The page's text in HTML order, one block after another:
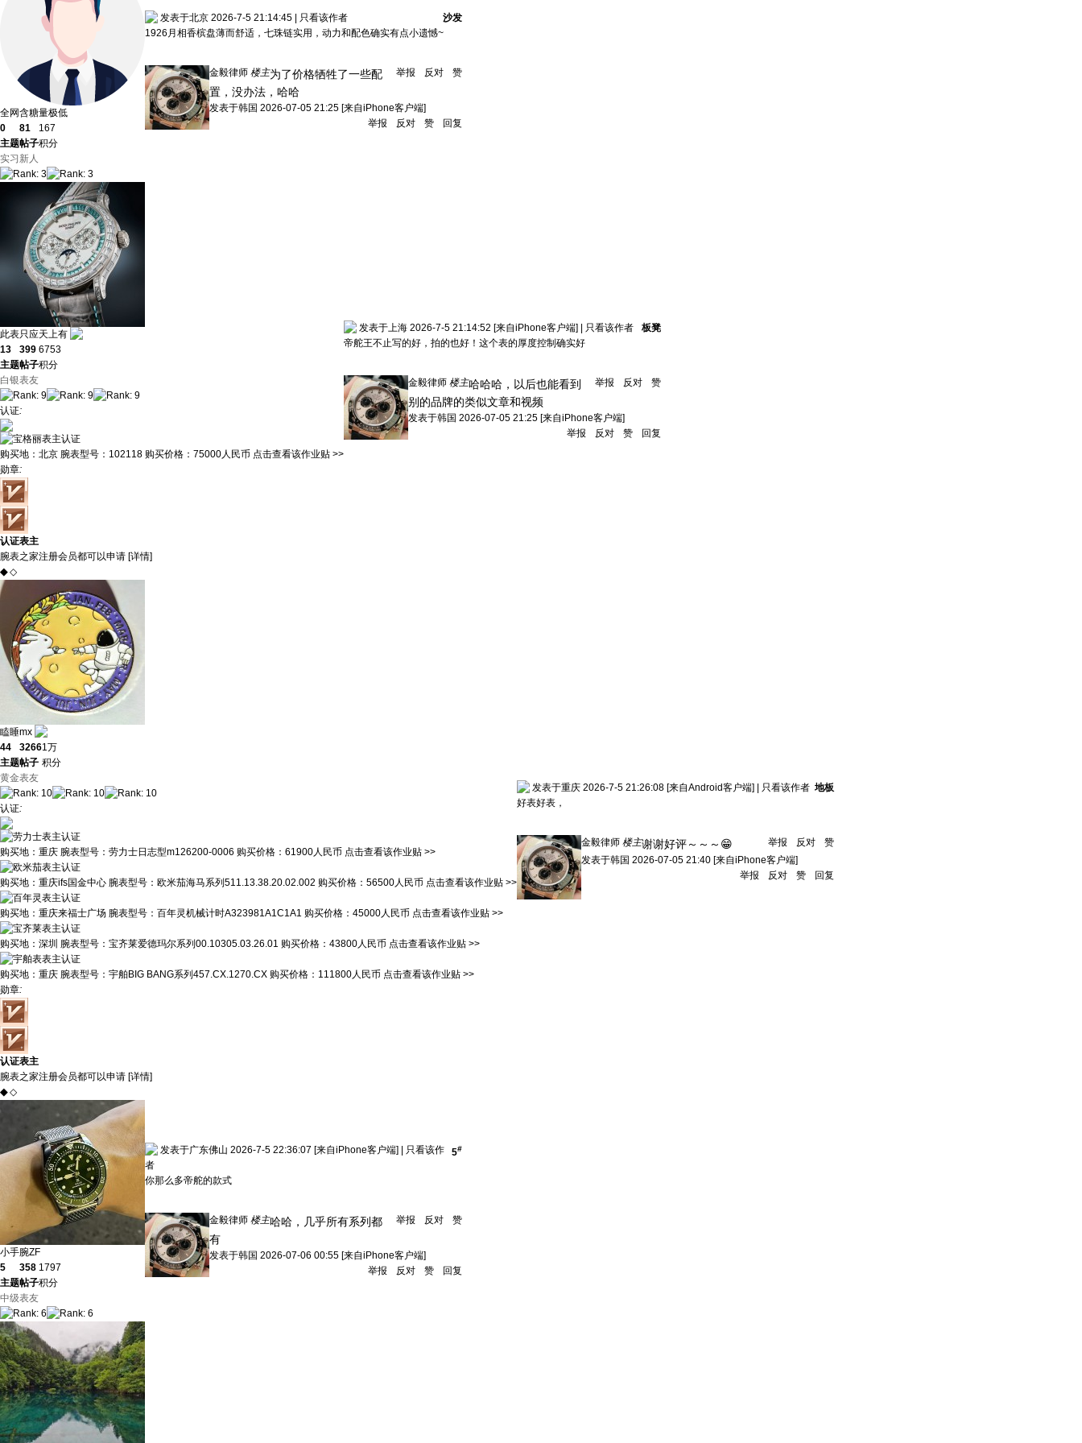
全网含糖量极低
0
主题
81
帖子
167
积分
实习新人
沙发
发表于北京 2026-7-5 21:14:45
只看该作者
1926月相香槟盘薄而舒适，七珠链实用，动力和配色确实有点小遗憾~
举报 反对 赞
金毅律师 楼主为了价格牺牲了一些配
置，没办法，哈哈
发表于韩国 2026-07-05 21:25 [来自iPhone客户端]
举报
反对 赞 回复
此表只应天上有
13
主题
399
帖子
6753
积分
白银表友
认证:
购买地： 北京 腕表型号： 102118 购买价格： 75000人民币 点击查看该作业贴 >>
勋章:
认证表主
腕表之家注册会员都可以申请 [详情]
◆ ◇
板凳
发表于上海 2026-7-5 21:14:52 [来自iPhone客户端]
只看该作者
帝舵王不止写的好，拍的也好！这个表的厚度控制确实好
举报 反对 赞
金毅律师 楼主哈哈哈，以后也能看到
别的品牌的类似文章和视频
发表于韩国 2026-07-05 21:25 [来自iPhone客户端]
举报
反对 赞 回复
瞌睡mx
44
主题
3266
帖子
1万
积分
黄金表友
认证:
购买地： 重庆 腕表型号： 劳力士日志型m126200-0006 购买价格： 61900人民币 点击查看该作业贴 >>
购买地： 重庆ifs国金中心 腕表型号： 欧米茄海马系列511.13.38.20.02.002 购买价格： 56500人民币 点击查看该作业贴 >>
购买地： 重庆来福士广场 腕表型号： 百年灵机械计时A323981A1C1A1 购买价格： 45000人民币 点击查看该作业贴 >>
购买地： 深圳 腕表型号： 宝齐莱爱德玛尔系列00.10305.03.26.01 购买价格： 43800人民币 点击查看该作业贴 >>
购买地： 重庆 腕表型号： 宇舶BIG BANG系列457.CX.1270.CX 购买价格： 111800人民币 点击查看该作业贴 >>
勋章:
认证表主
腕表之家注册会员都可以申请 [详情]
◆ ◇
地板
发表于重庆 2026-7-5 21:26:08 [来自Android客户端]
只看该作者
好表好表，
举报 反对 赞
金毅律师 楼主谢谢好评～～～😁
发表于韩国 2026-07-05 21:40 [来自iPhone客户端]
举报
反对 赞 回复
小手腕ZF
5
主题
358
帖子
1797
积分
中级表友
5#
发表于广东佛山 2026-7-5 22:36:07 [来自iPhone客户端]
只看该作
者
你那么多帝舵的款式
举报 反对 赞
金毅律师 楼主哈哈，几乎所有系列都
有
发表于韩国 2026-07-06 00:55 [来自iPhone客户端]
举报
反对 赞 回复